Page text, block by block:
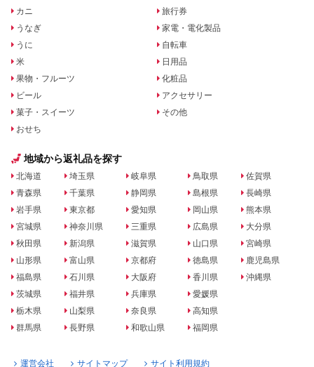
カニ
うなぎ
うに
米
果物・フルーツ
ビール
菓子・スイーツ
おせち
旅行券
家電・電化製品
自転車
日用品
化粧品
アクセサリー
その他
地域から返礼品を探す
北海道
青森県
岩手県
宮城県
秋田県
山形県
福島県
茨城県
栃木県
群馬県
埼玉県
千葉県
東京都
神奈川県
新潟県
富山県
石川県
福井県
山梨県
長野県
岐阜県
静岡県
愛知県
三重県
滋賀県
京都府
大阪府
兵庫県
奈良県
和歌山県
鳥取県
島根県
岡山県
広島県
山口県
徳島県
香川県
愛媛県
高知県
福岡県
佐賀県
長崎県
熊本県
大分県
宮崎県
鹿児島県
沖縄県
運営会社 サイトマップ サイト利用規約